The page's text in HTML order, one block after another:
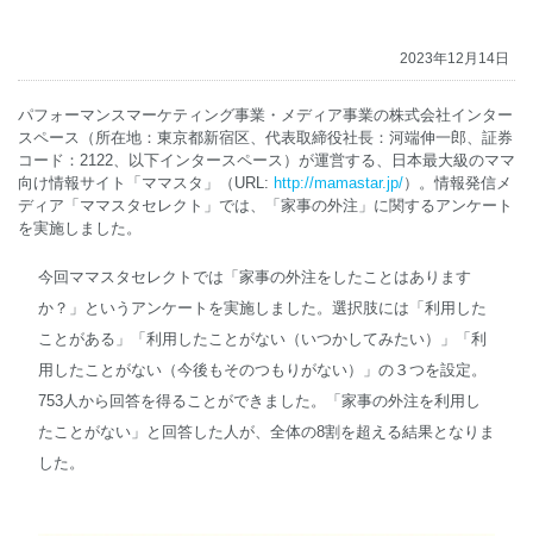
お問い合わせ
2023年12月14日
パフォーマンスマーケティング事業・メディア事業の株式会社インター
スペース（所在地：東京都新宿区、代表取締役社長：河端伸一郎、証券
コード：2122、以下インタースペース）が運営する、日本最大級のママ
向け情報サイト「ママスタ」（URL: http://mamastar.jp/）。情報発信メ
ディア「ママスタセレクト」では、「家事の外注」に関するアンケート
を実施しました。
今回ママスタセレクトでは「家事の外注をしたことはあります
か？」というアンケートを実施しました。選択肢には「利用した
ことがある」「利用したことがない（いつかしてみたい）」「利
用したことがない（今後もそのつもりがない）」の３つを設定。
753人から回答を得ることができました。「家事の外注を利用し
たことがない」と回答した人が、全体の8割を超える結果となりま
した。